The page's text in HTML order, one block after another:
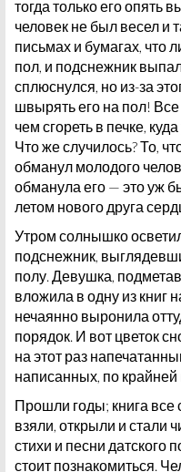
тогда только его опять
человек не был весел и
письмах и бумагах, что
пол, и подснежник
сплюснулся, но из-за
швырять его на пол!
чем сгореть в печке,
Что же случилось? То,
обманул молодого
обманула его — это уж
летом нового друга
Утром солнышко
подснежник,
полу. Девушка,
вложила в одну из книг
нечаянно выронила
порядок. И вот цветок
на этот раз
написанных, по
Прошли годы; книга все
взяли, открыли и стали
стихи и песни датского
стоит познакомиться.